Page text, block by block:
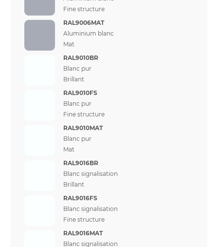
Fine structure
RAL9006MAT
Aluminium blanc
Mat
RAL9010BR
Blanc pur
Brillant
RAL9010FS
Blanc pur
Fine structure
RAL9010MAT
Blanc pur
Mat
RAL9016BR
Blanc signalisation
Brillant
RAL9016FS
Blanc signalisation
Fine structure
RAL9016MAT
Blanc signalisation